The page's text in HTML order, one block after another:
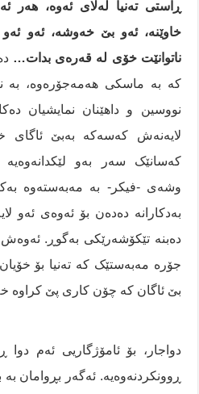
ڕاستی تەنیا لەلای ئەوە، هەر
خاوێنە، ئەو بێ خەوشە، ئەو
ناتوانێت خۆی لە قەرەی بدات…
کە بە ماسکی هەمەجۆرەوە، بە
نووسین و داهێنان نمایشیان
لایەنەش کەسەکە بەبێ
کەسانێک سەر بەو
وشەی -فیکر- بە مەبەستەوە
بەدکارانە دەدەن بۆ ئەوەی ئەو
دەبنە تێکۆشەرێکی بەگوڕ. ئەوەش
جۆرە مەبەستێک کە تەنیا بۆ
بێ ئاگان کە چۆن کاری پێ کراوە
دواجار، بۆ ئامۆژگاریی ئەم دوا
ڕوونکردنەوەیە. ئەگەر بڕوامان